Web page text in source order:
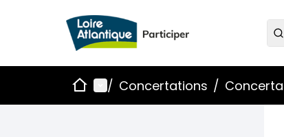
AccueilMenu principal
/ Concertations /